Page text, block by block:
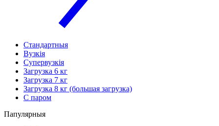
Стандартныя
Вузкія
Супервузкія
Загрузка 6 кг
Загрузка 7 кг
Загрузка 8 кг (большая загрузка)
С паром
Папулярныя